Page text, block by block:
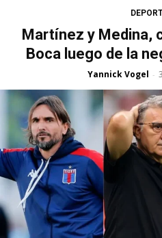
Martínez y Medina,
Boca luego de la
Yannick Vogel -